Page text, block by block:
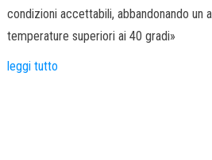
condizioni accettabili, abbandonando
temperature superiori ai 40 gradi»
leggi tutto